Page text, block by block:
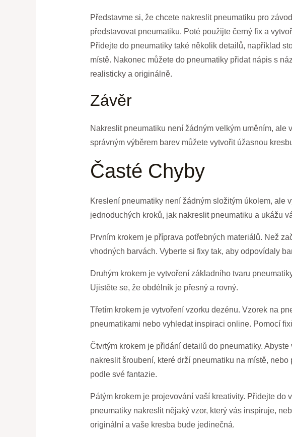
Představme si, že chcete nakreslit pneumatiku pro
představovat pneumatiku. Poté použijte černý fix a
Přidejte do pneumatiky také několik detailů, například
místě. Nakonec můžete do pneumatiky přidat nápis s
realisticky a originálně.
Závěr
Nakreslit pneumatiku není žádným velkým uměním,
správným výběrem barev můžete vytvořit úžasnou
Časté Chyby
Kreslení pneumatiky není žádným složitým úkolem, ale
jednoduchých kroků, jak nakreslit pneumatiku a ukážu
Prvním krokem je příprava potřebných materiálů. Než
vhodných barvách. Vyberte si fixy tak, aby odpovídaly
Druhým krokem je vytvoření základního tvaru
Ujistěte se, že obdélník je přesný a rovný.
Třetím krokem je vytvoření vzorku dezénu. Vzorek na
pneumatikami nebo vyhledat inspiraci online. Pomocí
Čtvrtým krokem je přidání detailů do pneumatiky.
nakreslit šroubení, které drží pneumatiku na místě,
podle své fantazie.
Pátým krokem je projevování vaší kreativity. Přidejte
pneumatiky nakreslit nějaký vzor, který vás inspiruje,
originální a vaše kresba bude jedinečná.